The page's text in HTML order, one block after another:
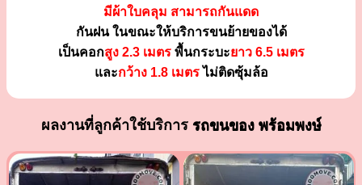
มีผ้าใบคลุม สามารถกันแดด
กันฝน ในขณะให้บริการขนย้ายของได้
เป็นคอกสูง 2.3 เมตรพื้นกระบะยาว 6.5 เมตร
และกว้าง 1.8 เมตรไม่ติดซุ้มล้อ
ผลงานที่ลูกค้าใช้บริการ รถขนของ พร้อมพงษ์